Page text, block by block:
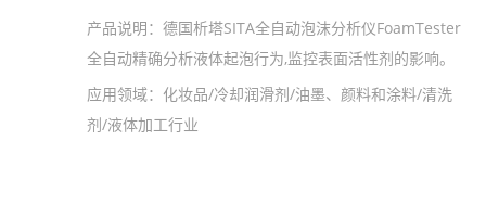
产品说明： 德国析塔SITA全自动泡沫分析仪FoamTester
全自动精确分析液体起泡行为,监控表面活性剂的影响。
应用领域： 化妆品/冷却润滑剂/油墨、颜料和涂料/清洗
剂/液体加工行业